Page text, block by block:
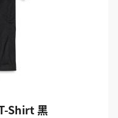
Shirt 黑